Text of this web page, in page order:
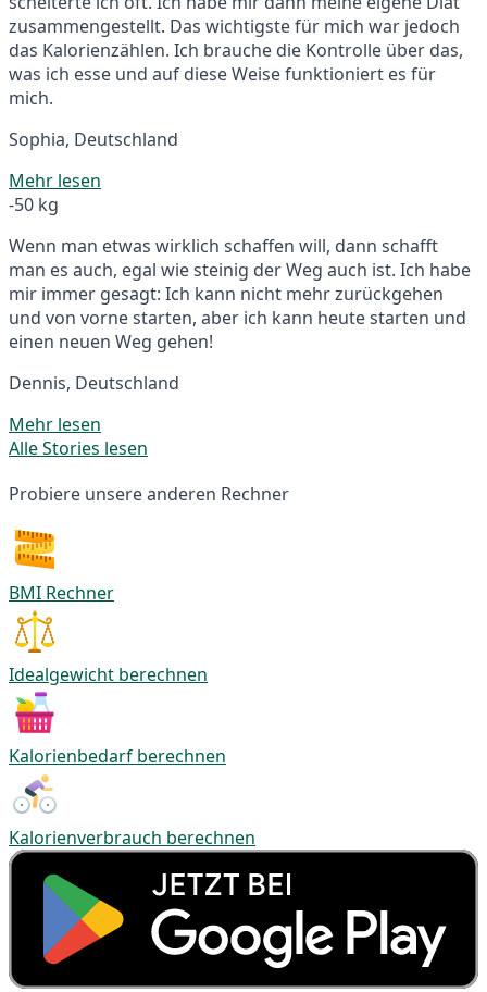
zusammengestellt. Das wichtigste für mich war jedoch
das Kalorienzählen. Ich brauche die Kontrolle über das,
was ich esse und auf diese Weise funktioniert es für
mich.
Sophia, Deutschland
Mehr lesen
-50 kg
Wenn man etwas wirklich schaffen will, dann schafft
man es auch, egal wie steinig der Weg auch ist. Ich habe
mir immer gesagt: Ich kann nicht mehr zurückgehen
und von vorne starten, aber ich kann heute starten und
einen neuen Weg gehen!
Dennis, Deutschland
Mehr lesen
Alle Stories lesen
Probiere unsere anderen Rechner
BMI Rechner
Idealgewicht berechnen
Kalorienbedarf berechnen
Kalorienverbrauch berechnen